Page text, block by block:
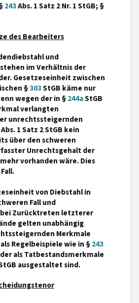
243Abs. 1 Satz 2 Nr. 1 StGB; §
des Bearbeiters
und
im Verhältnis der
Gesetzeseinheit zwischen
§303StGB käme nur
wegen der in §244aStGB
verlangten
unrechtssteigernden
Abs. 1 Satz 2 StGB kein
über den schweren
Unrechtsgehalt der
vorhanden wäre. Dies
von Diebstahl in
Fall und
Zurücktreten letzterer
gelten unabhängig
Merkmale
Regelbeispiele wie in §243
als Tatbestandsmerkmale
ausgestaltet sind.